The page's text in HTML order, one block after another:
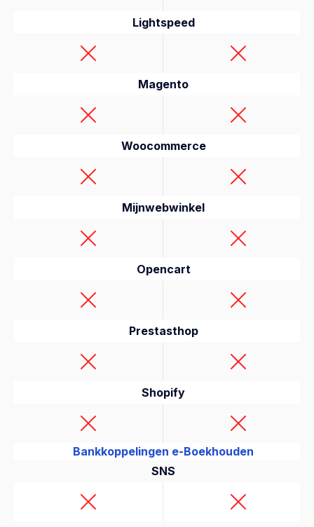
Lightspeed
Magento
Woocommerce
Mijnwebwinkel
Opencart
Prestasthop
Shopify
Bankkoppelingen e-Boekhouden
SNS